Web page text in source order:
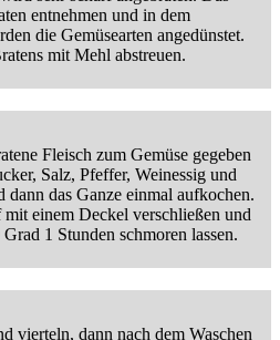
entnehmen und in dem
die Gemüsearten angedünstet.
mit Mehl abstreuen.
Fleisch zum Gemüse gegeben
Salz, Pfeffer, Weinessig und
dann das Ganze einmal aufkochen.
mit einem Deckel verschließen und
1 Stunden schmoren lassen.
vierteln, dann nach dem Waschen